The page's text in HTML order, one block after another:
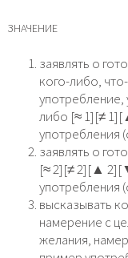
ЗНАЧЕНИЕ
заявлять о
кого-либо,
употребление,
либо [≈ 1][≠
употребления
заявлять о
[≈ 2][≠ 2][▲
употребления
высказывать
намерение с
желания,